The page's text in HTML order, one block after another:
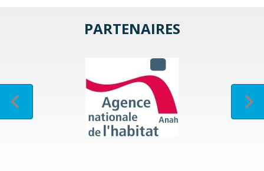
PARTENAIRES